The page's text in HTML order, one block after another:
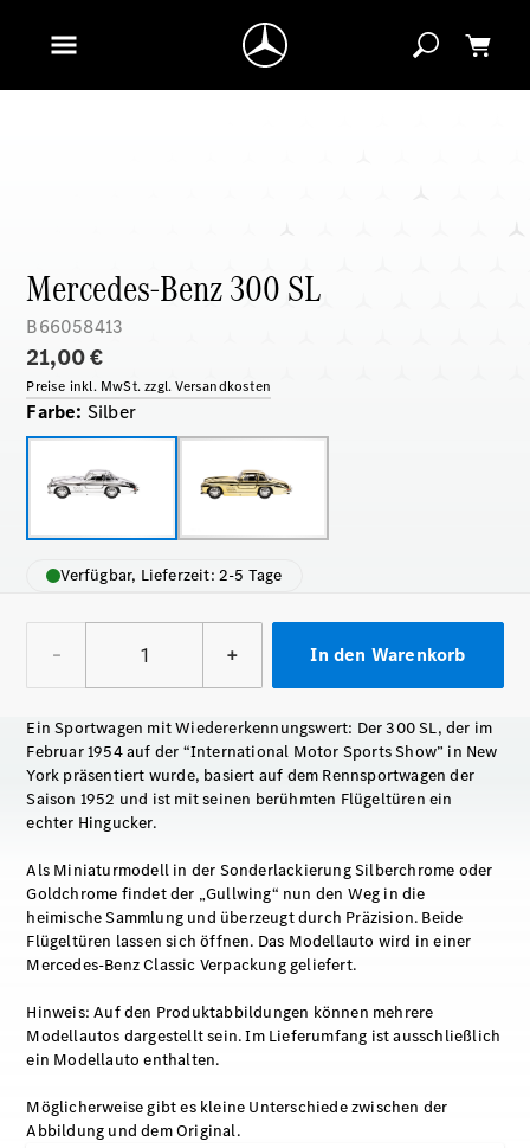
Mercedes-Benz 300 SL
B66058413
21,00 €
Preise inkl. MwSt. zzgl. Versandkosten
Farbe: Silber
Verfügbar, Lieferzeit: 2-5 Tage
– + In den Warenkorb
Ein Sportwagen mit Wiedererkennungswert: Der 300 SL, der im
Februar 1954 auf der “International Motor Sports Show” in New
York präsentiert wurde, basiert auf dem Rennsportwagen der
Saison 1952 und ist mit seinen berühmten Flügeltüren ein
echter Hingucker.
Als Miniaturmodell in der Sonderlackierung Silberchrome oder
Goldchrome findet der „Gullwing“ nun den Weg in die
heimische Sammlung und überzeugt durch Präzision. Beide
Flügeltüren lassen sich öffnen. Das Modellauto wird in einer
Mercedes-Benz Classic Verpackung geliefert.
Hinweis: Auf den Produktabbildungen können mehrere
Modellautos dargestellt sein. Im Lieferumfang ist ausschließlich
ein Modellauto enthalten.
Möglicherweise gibt es kleine Unterschiede zwischen der
Abbildung und dem Original.